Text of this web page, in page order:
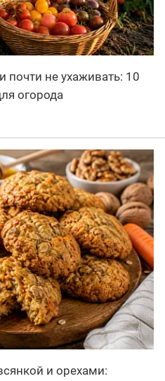
почти не ухаживать: 10
огорода
и орехами: